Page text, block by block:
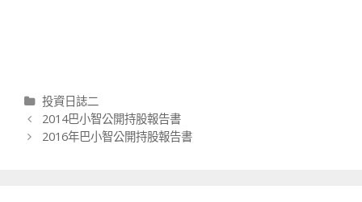
分類
投資日誌二
文章導航列
2014巴小智公開持股報告書
2016年巴小智公開持股報告書